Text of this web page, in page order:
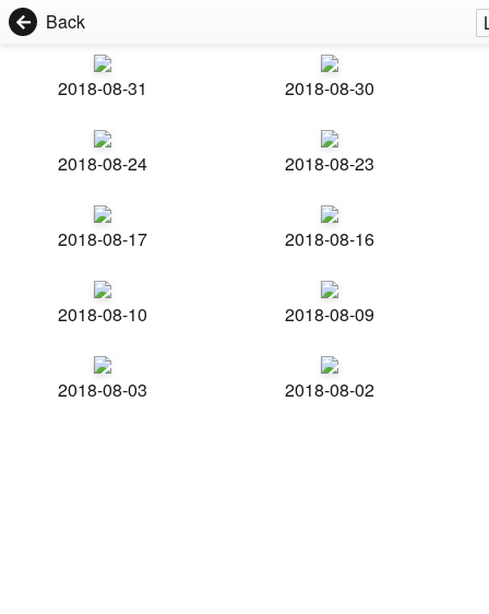
Back
2018-08-31 2018-08-30
2018-08-24 2018-08-23
2018-08-17 2018-08-16
2018-08-10 2018-08-09
2018-08-03 2018-08-02